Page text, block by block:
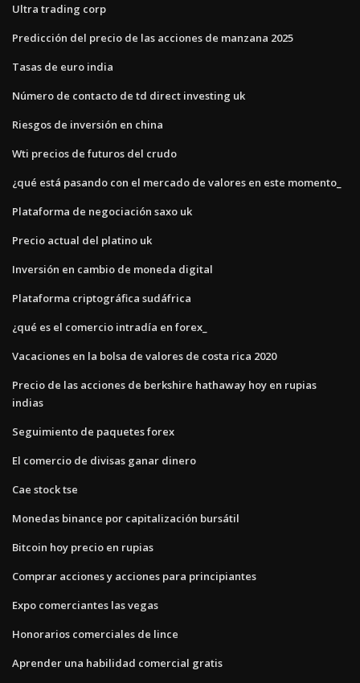
Ultra trading corp
Predicción del precio de las acciones de manzana 2025
Tasas de euro india
Número de contacto de td direct investing uk
Riesgos de inversión en china
Wti precios de futuros del crudo
¿qué está pasando con el mercado de valores en este momento_
Plataforma de negociación saxo uk
Precio actual del platino uk
Inversión en cambio de moneda digital
Plataforma criptográfica sudáfrica
¿qué es el comercio intradía en forex_
Vacaciones en la bolsa de valores de costa rica 2020
Precio de las acciones de berkshire hathaway hoy en rupias
indias
Seguimiento de paquetes forex
El comercio de divisas ganar dinero
Cae stock tse
Monedas binance por capitalización bursátil
Bitcoin hoy precio en rupias
Comprar acciones y acciones para principiantes
Expo comerciantes las vegas
Honorarios comerciales de lince
Aprender una habilidad comercial gratis